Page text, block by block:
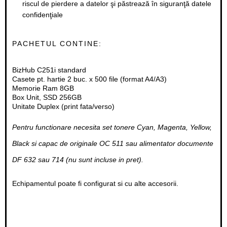
riscul de pierdere a datelor şi păstrează în siguranţă datele
confidenţiale
PACHETUL CONTINE:
BizHub C251i standard​
Casete pt. hartie 2 buc. x 500 file (format A4/A3)
Memorie Ram 8GB
Box Unit, SSD 256GB
Unitate Duplex (print fata/verso)
Pentru functionare necesita set tonere Cyan, Magenta, Yellow,
Black si capac de originale OC 511 sau alimentator documente
DF 632 sau 714 (nu sunt incluse in pret).
Echipamentul poate fi configurat si cu alte accesorii.